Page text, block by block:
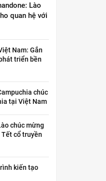
Lào
quan hệ với
Nam: Gắn
triển bền
chúc
tại Việt Nam
chúc mừng
cổ truyền
kiến tạo